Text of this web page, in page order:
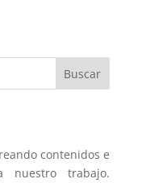
contenidos e
nuestro trabajo.